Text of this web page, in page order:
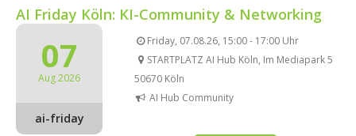
AI Friday Köln: KI-Community & Networking
07
Aug 2026
ai-friday
Friday, 07.08.26, 15:00 - 17:00 Uhr
STARTPLATZ AI Hub Köln, Im Mediapark 5
50670 Köln
AI Hub Community